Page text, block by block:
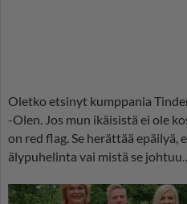
Oletko etsinyt kumppania
-Olen. Jos mun ikäisistä ei ole
on red flag. Se herättää epäilyä,
älypuhelinta vai mistä se johtuu…